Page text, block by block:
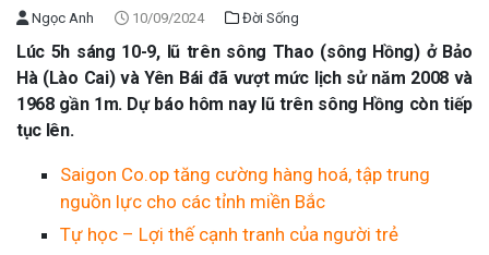
Ngọc Anh 10/09/2024 Đời Sống
Lúc 5h sáng 10-9, lũ trên sông Thao (sông Hồng) ở Bảo
Hà (Lào Cai) và Yên Bái đã vượt mức lịch sử năm 2008 và
1968 gần 1m. Dự báo hôm nay lũ trên sông Hồng còn tiếp
tục lên.
Saigon Co.op tăng cường hàng hoá, tập trung
nguồn lực cho các tỉnh miền Bắc
Tự học – Lợi thế cạnh tranh của người trẻ